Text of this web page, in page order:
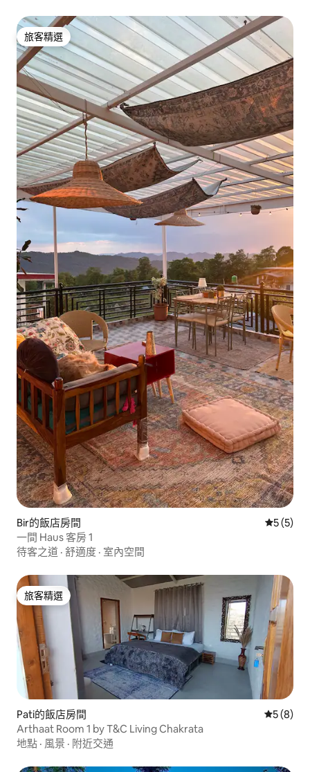
旅客精選
旅客精選
Bir的飯店房間 從 5 則評
5 (5)
一間 Haus 客房 1
待客之道 · 舒適度 · 室內空間
旅客精選
旅客精選
Pati的飯店房間 從 8 則評
5 (8)
Arthaat Room 1 by T&C Living Chakrata
地點 · 風景 · 附近交通